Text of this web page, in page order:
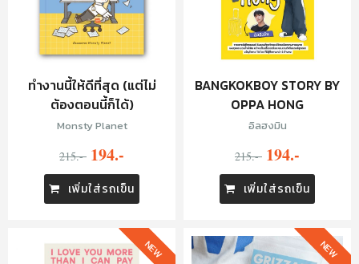
ทำงานนี้ให้ดีที่สุด (แต่ไม่
ต้องตอนนี้ก็ได้)
Monsty Planet
215.- 194.-
เพิ่มใส่รถเข็น
BANGKOKBOY STORY BY
OPPA HONG
อิลฮงมิน
215.- 194.-
เพิ่มใส่รถเข็น
NEW NEW